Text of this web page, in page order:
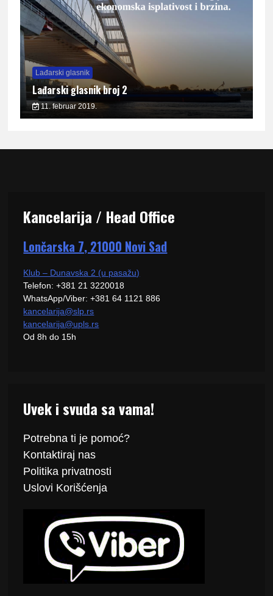
Lađarski glasnik
Lađarski glasnik broj 2
11. februar 2019.
Kancelarija / Head Office
Lončarska 7, 21000 Novi Sad
Klub – Dunavska 2 (u pasažu)
Telefon: +381 21 3220018
WhatsApp/Viber: +381 64 1121 886
kancelarija@slp.rs
kancelarija@upls.rs
Od 8h do 15h
Uvek i svuda sa vama!
Potrebna ti je pomoć?
Kontaktiraj nas
Politika privatnosti
Uslovi Korišćenja